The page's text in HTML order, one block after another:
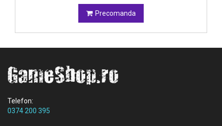
Precomanda
Telefon:
0374 200 395